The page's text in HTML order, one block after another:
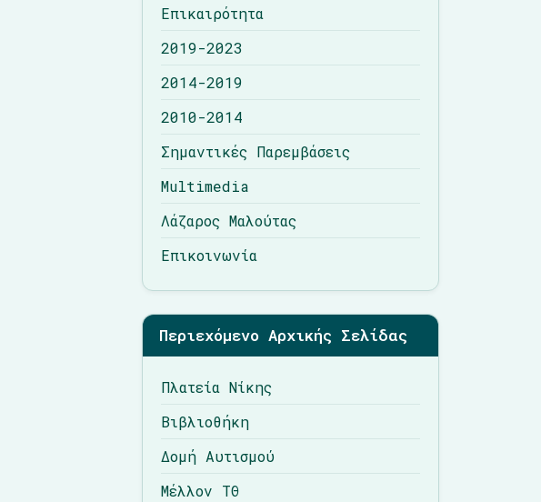
Επικαιρότητα
2019-2023
2014-2019
2010-2014
Σημαντικές Παρεμβάσεις
Multimedia
Λάζαρος Μαλούτας
Επικοινωνία
Περιεχόμενο Αρχικής Σελίδας
Πλατεία Νίκης
Βιβλιοθήκη
Δομή Αυτισμού
Μέλλον ΤΘ